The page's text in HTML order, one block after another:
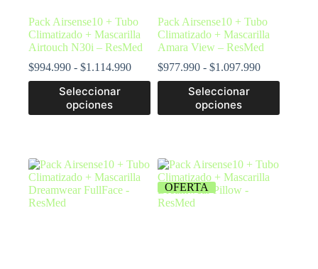
Pack Airsense10 + Tubo
Climatizado + Mascarilla
Airtouch N30i – ResMed
$994.990 - $1.114.990
Seleccionar
opciones
Pack Airsense10 + Tubo
Climatizado + Mascarilla
Amara View – ResMed
$977.990 - $1.097.990
Seleccionar
opciones
OFERTA